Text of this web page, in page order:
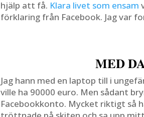
hjälp att få. Klara livet som ensam
förklaring från Facebook. Jag var
MED
Jag hann med en laptop till i
ville ha 90000 euro. Men sådant
Facebookkonto. Mycket riktigt så